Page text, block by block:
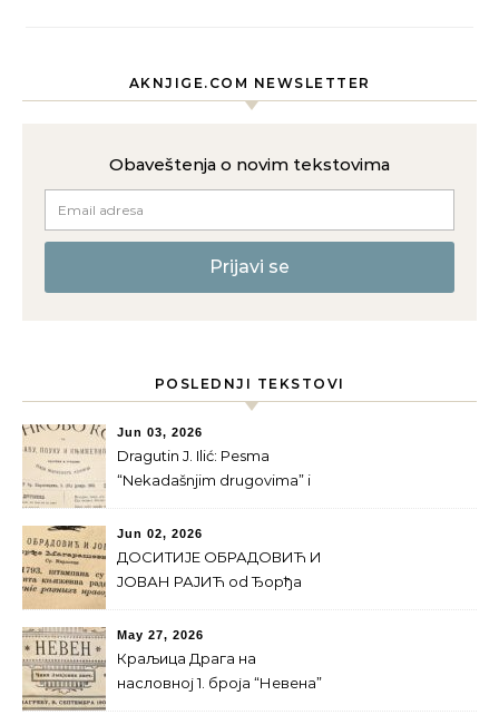
AKNJIGE.COM NEWSLETTER
Obaveštenja o novim tekstovima
POSLEDNJI TEKSTOVI
Jun 03, 2026
Dragutin J. Ilić: Pesma
“Nekadašnjim drugovima” i
Jun 02, 2026
ДОСИТИЈЕ ОБРАДОВИЋ И
ЈОВАН РАЈИЋ od Ђорђa
May 27, 2026
Краљица Драга на
насловној 1. броја “Невена”